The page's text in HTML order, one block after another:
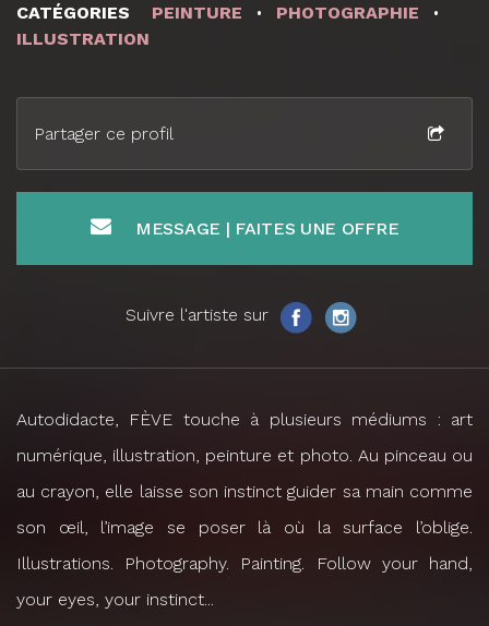
CATÉGORIES PEINTURE
PHOTOGRAPHIE
ILLUSTRATION
Suivre l'artiste sur
Partager ce profil
MESSAGE | FAITES UNE OFFRE
Autodidacte, FÈVE touche à plusieurs médiums : art
numérique, illustration, peinture et photo. Au pinceau ou
au crayon, elle laisse son instinct guider sa main comme
son œil, l’image se poser là où la surface l’oblige.
Illustrations. Photography. Painting. Follow your hand,
your eyes, your instinct...